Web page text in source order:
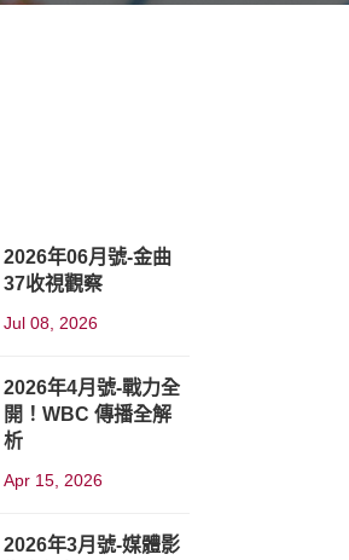
2026年06月號-金曲
37收視觀察
Jul 08, 2026
2026年4月號-戰力全
開！WBC 傳播全解
析
Apr 15, 2026
2026年3月號-媒體影